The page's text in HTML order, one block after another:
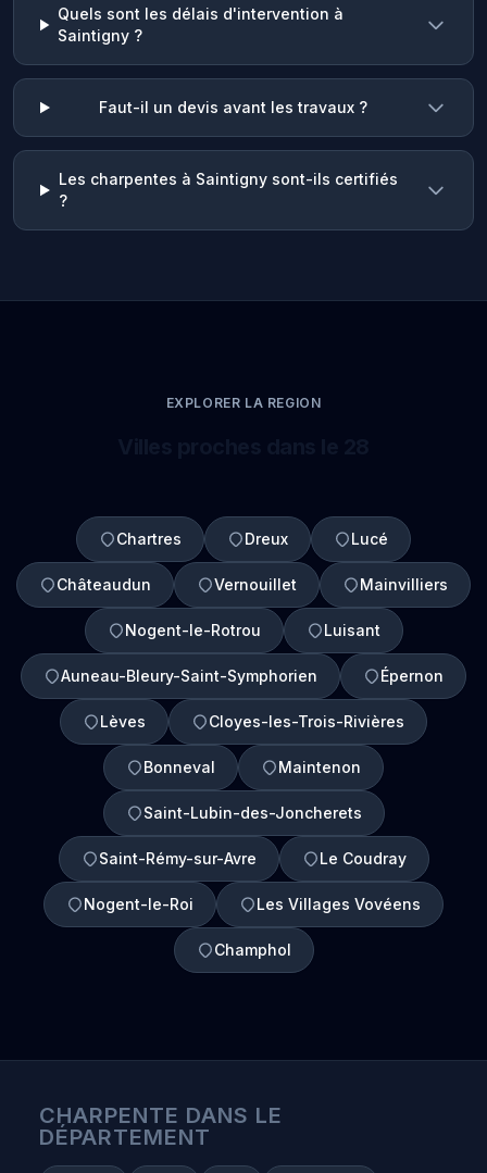
Quels sont les délais d'intervention à
Saintigny ?
Faut-il un devis avant les travaux ?
Les charpentes à Saintigny sont-ils certifiés
?
EXPLORER LA REGION
Chartres Dreux Lucé
Châteaudun Vernouillet Mainvilliers
Nogent-le-Rotrou Luisant
Auneau-Bleury-Saint-Symphorien Épernon
Lèves Cloyes-les-Trois-Rivières
Bonneval Maintenon
Saint-Lubin-des-Joncherets
Saint-Rémy-sur-Avre Le Coudray
Nogent-le-Roi Les Villages Vovéens
Champhol
CHARPENTE DANS LE
DÉPARTEMENT